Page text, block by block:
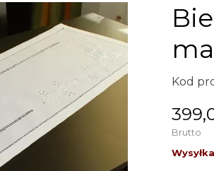
Kod
Brutto